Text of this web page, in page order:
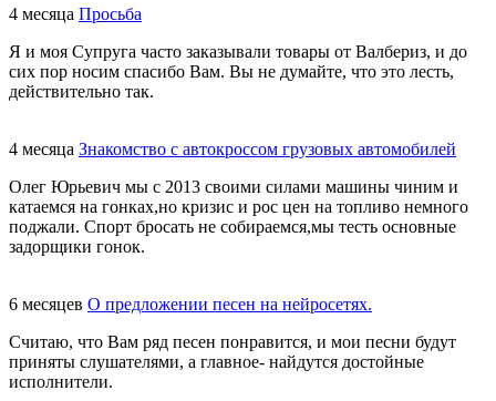
4 месяца Просьба
Я и моя Супруга часто заказывали товары от Валбериз, и до
сих пор носим спасибо Вам. Вы не думайте, что это лесть,
действительно так.
4 месяца Знакомство с автокроссом грузовых автомобилей
Олег Юрьевич мы с 2013 своими силами машины чиним и
катаемся на гонках,но кризис и рос цен на топливо немного
поджали. Спорт бросать не собираемся,мы тесть основные
задорщики гонок.
6 месяцев О предложении песен на нейросетях.
Считаю, что Вам ряд песен понравится, и мои песни будут
приняты слушателями, а главное- найдутся достойные
исполнители.